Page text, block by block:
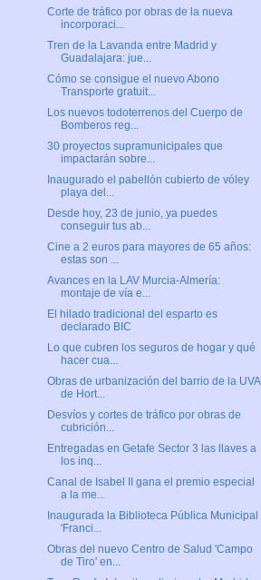
Corte de tráfico por obras de la nueva
incorporaci...
Tren de la Lavanda entre Madrid y
Guadalajara: jue...
Cómo se consigue el nuevo Abono
Transporte gratuit...
Los nuevos todoterrenos del Cuerpo de
Bomberos reg...
30 proyectos supramunicipales que
impactarán sobre...
Inaugurado el pabellón cubierto de vóley
playa del...
Desde hoy, 23 de junio, ya puedes
conseguir tus ab...
Cine a 2 euros para mayores de 65 años:
estas son ...
Avances en la LAV Murcia-Almería:
montaje de vía e...
El hilado tradicional del esparto es
declarado BIC
Lo que cubren los seguros de hogar y qué
hacer cua...
Obras de urbanización del barrio de la UVA
de Hort...
Desvíos y cortes de tráfico por obras de
cubrición...
Entregadas en Getafe Sector 3 las llaves a
los inq...
Canal de Isabel II gana el premio especial
a la me...
Inaugurada la Biblioteca Pública Municipal
'Franci...
Obras del nuevo Centro de Salud 'Campo
de Tiro' en...